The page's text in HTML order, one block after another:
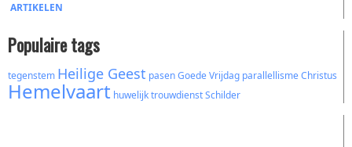
ARTIKELEN
Populaire tags
tegenstem Heilige Geest pasenGoede Vrijdag parallellismeChristus
Hemelvaart huwelijktrouwdienstSchilder